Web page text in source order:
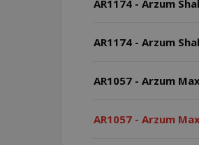
AR1174 - Arzum
AR1174 - Arzum
AR1057 - Arzum
AR1057 - Arzum